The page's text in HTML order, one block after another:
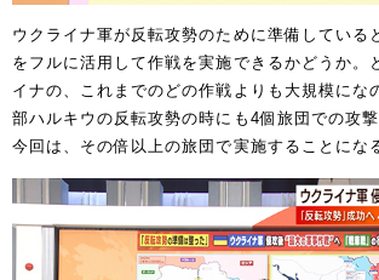
ウクライナ軍が反転攻勢のために準備している
をフルに活用して作戦を実施できるかどうか。
イナの、これまでのどの作戦よりも大規模にな
部ハルキウの反転攻勢の時にも4個旅団での攻撃
今回は、その倍以上の旅団で実施することにな